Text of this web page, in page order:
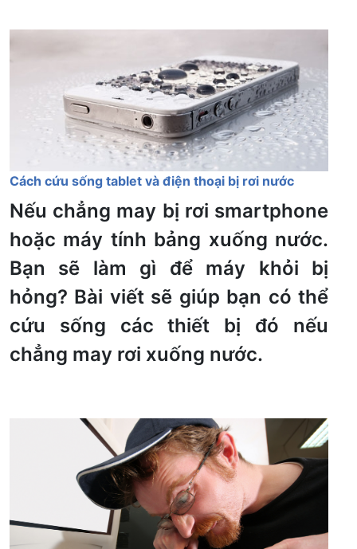
Cách cứu sống tablet và điện thoại bị rơi nước
Nếu chẳng may bị rơi smartphone
hoặc máy tính bảng xuống nước.
Bạn sẽ làm gì để máy khỏi bị
hỏng? Bài viết sẽ giúp bạn có thể
cứu sống các thiết bị đó nếu
chẳng may rơi xuống nước.